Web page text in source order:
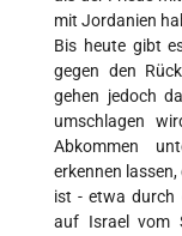
mit Jordanien
Bis heute gibt
gegen den
gehen jedoch
umschlagen
Abkommen
erkennen
ist - etwa durch
auf Israel vom